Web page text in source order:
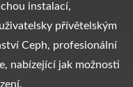
instalací,
přívětelským
Ceph, profesionální
nabízející jak možnosti